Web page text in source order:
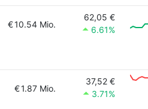
€10.54 Mio.
62,05 €
6.61%
€1.87 Mio.
37,52 €
3.71%